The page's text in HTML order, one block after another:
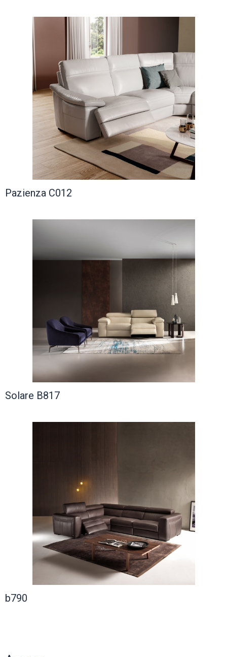
Pazienza C012
Solare B817
b790